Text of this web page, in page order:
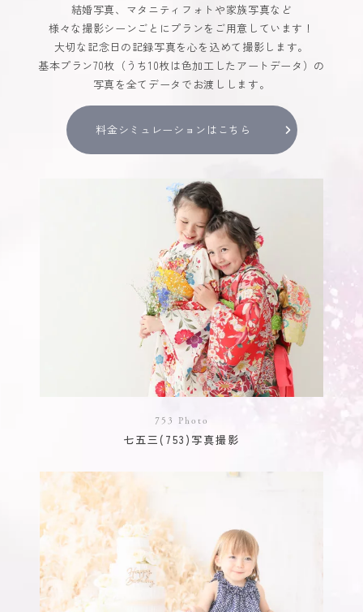
結婚写真、マタニティフォトや家族写真など
様々な撮影シーンごとにプランをご用意しています！
大切な記念日の記録写真を心を込めて撮影します。
基本プラン70枚（うち10枚は色加工したアートデータ）の
写真を全てデータでお渡しします。
料金シミュレーションはこちら
753 Photo
七五三(753)写真撮影